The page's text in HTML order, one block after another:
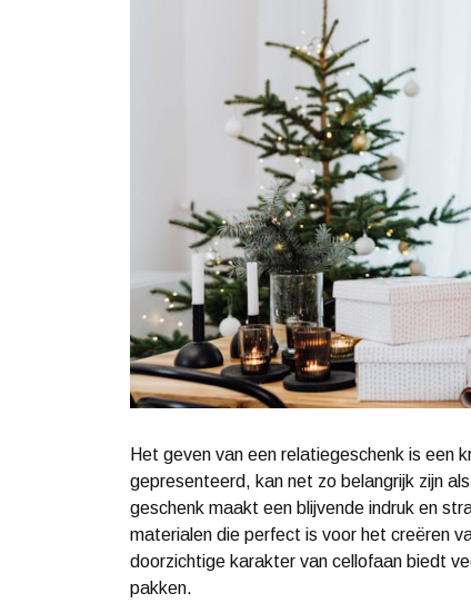
Het geven van een relatiegeschenk is een
gepresenteerd, kan net zo belangrijk zijn
geschenk maakt een blijvende indruk en
materialen die perfect is voor het creëren
doorzichtige karakter van cellofaan biedt
pakken.